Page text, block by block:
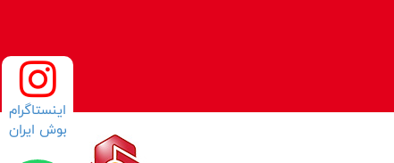
اینستاگرام
بوش ایران